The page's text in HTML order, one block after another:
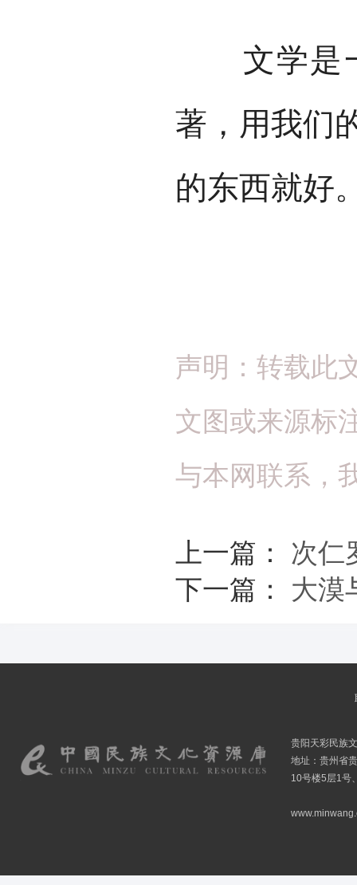
文学是一
著，用我们
的东西就好
声明：转载此
文图或来源标
与本网联系，
上一篇： 次仁
下一篇： 大漠
贵阳天彩民族
地址：贵州省
10号楼5层1号